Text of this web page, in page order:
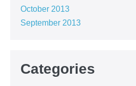
October 2013
September 2013
Categories